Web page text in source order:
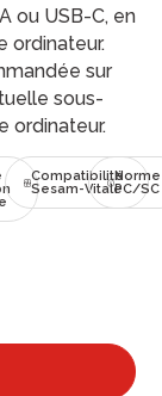
ou USB-C, en
ordinateur.
sur
sous-
ordinateur.
Compatibilité
Sesam-Vitale
Norme
PC/SC